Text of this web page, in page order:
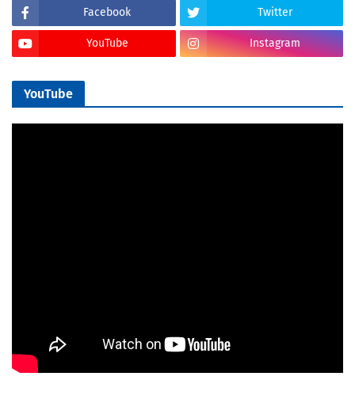
Facebook Twitter
YouTube Instagram
YouTube